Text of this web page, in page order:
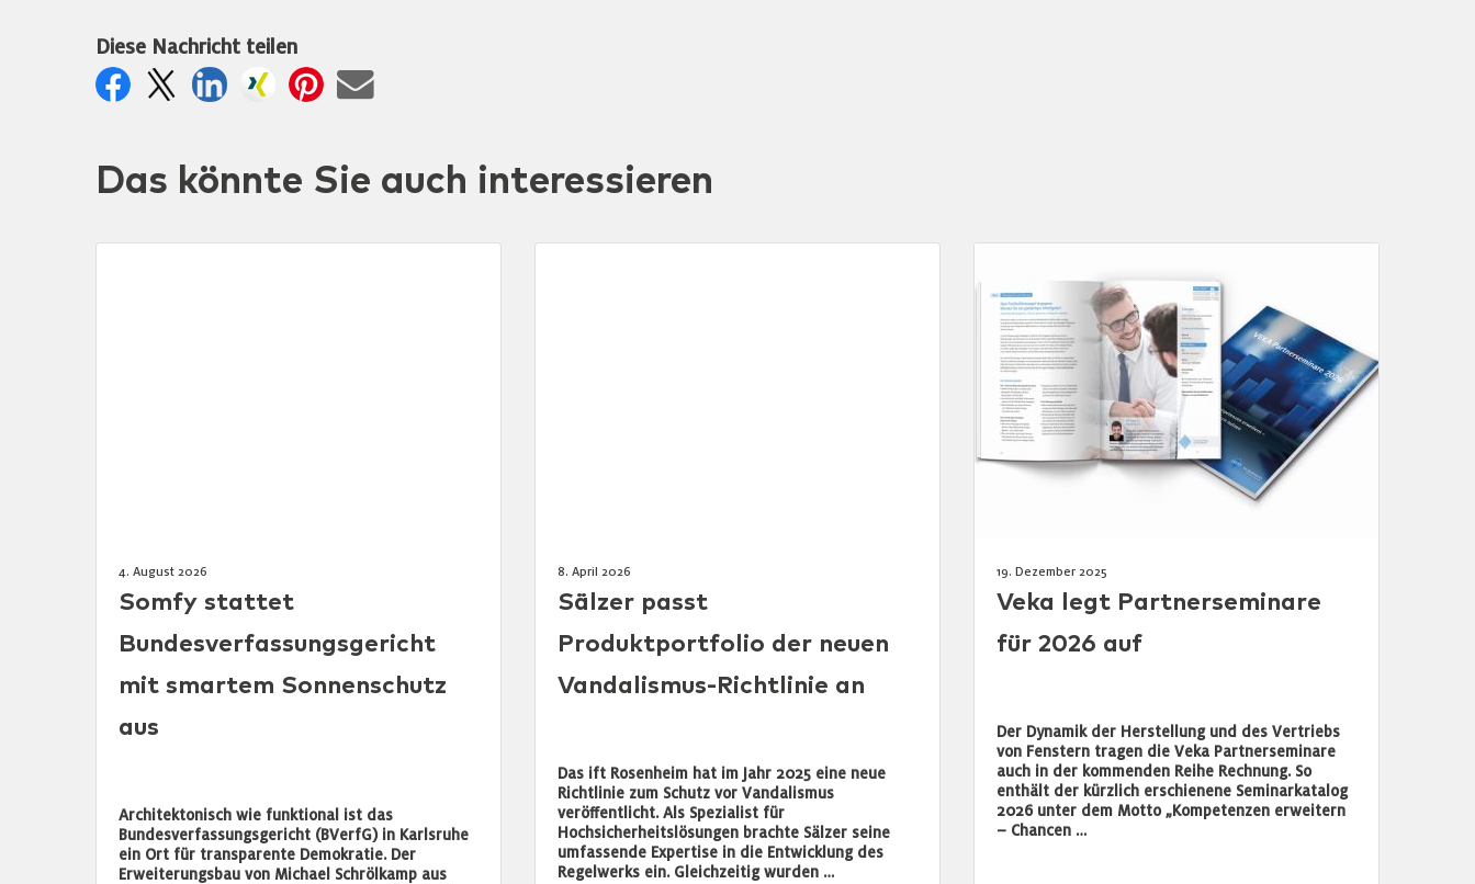
Diese Nachricht teilen
Das könnte Sie auch interessieren
4. August 2026
Somfy stattet
Bundesverfassungsgericht
mit smartem Sonnenschutz
aus
Architektonisch wie funktional ist das
Bundesverfassungsgericht (BVerfG) in Karlsruhe
ein Ort für transparente Demokratie. Der
Erweiterungsbau von Michael Schrölkamp aus
8. April 2026
Sälzer passt
Produktportfolio der neuen
Vandalismus-Richtlinie an
Das ift Rosenheim hat im Jahr 2025 eine neue
Richtlinie zum Schutz vor Vandalismus
veröffentlicht. Als Spezialist für
Hochsicherheitslösungen brachte Sälzer seine
umfassende Expertise in die Entwicklung des
Regelwerks ein. Gleichzeitig wurden …
19. Dezember 2025
Veka legt Partnerseminare
für 2026 auf
Der Dynamik der Herstellung und des Vertriebs
von Fenstern tragen die Veka Partnerseminare
auch in der kommenden Reihe Rechnung. So
enthält der kürzlich erschienene Seminarkatalog
2026 unter dem Motto „Kompetenzen erweitern
– Chancen …